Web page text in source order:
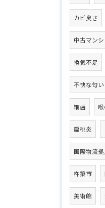
カビ臭さ
中古マン
換気不足
不快な匂い
細菌
扁桃炎
国際物流拠
杵築市
美術館